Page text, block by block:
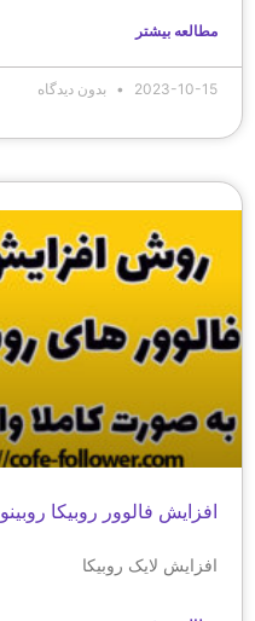
مطالعه بیشتر
2023-10-15 بدون دیدگاه
افزایش فالوور روبیکا روبینو
افزایش لایک روبیکا